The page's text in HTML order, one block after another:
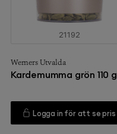
21192
Werners Utvalda
Kardemumma grön 110 g
Logga in för att se pris